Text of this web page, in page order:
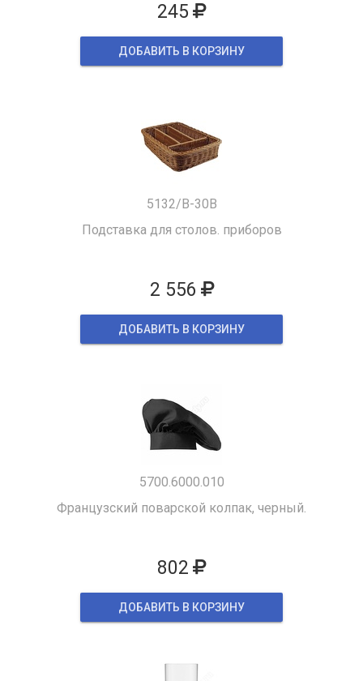
245
ДОБАВИТЬ В КОРЗИНУ
5132/B-30B
Подставка для столов. приборов
2 556
ДОБАВИТЬ В КОРЗИНУ
5700.6000.010
Французский поварской колпак, черный.
802
ДОБАВИТЬ В КОРЗИНУ